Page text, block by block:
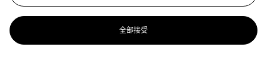
全部接受